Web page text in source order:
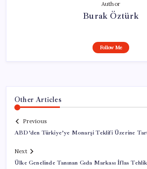
Author
Burak Öztürk
Follow Me
Other Articles
Previous
ABD’den Türkiye’ye Monarşi Teklifi Üzerine
Next
Ülke Genelinde Tanınan Gıda Markası İflas